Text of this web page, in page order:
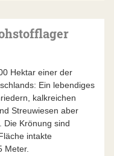
Hektar einer der
Ein lebendiges
kalkreichen
Streuwiesen aber
Die Krönung sind
intakte
Meter.